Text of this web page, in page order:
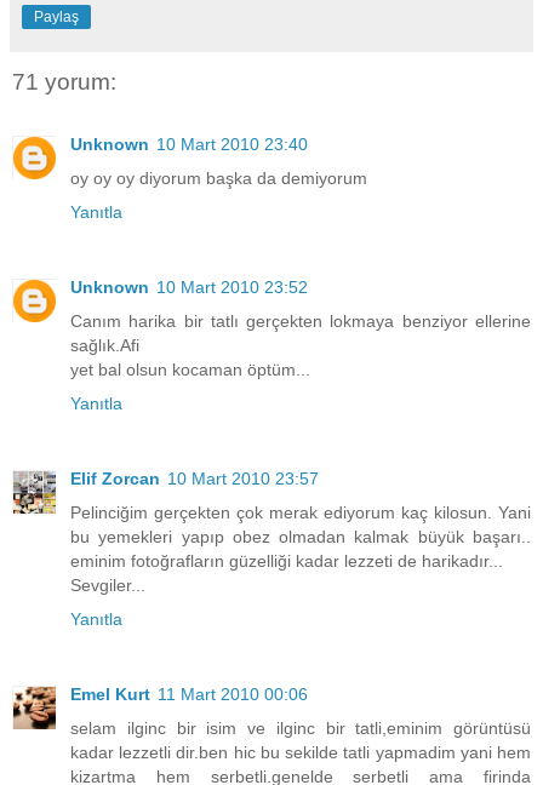
Paylaş
71 yorum:
Unknown 10 Mart 2010 23:40
oy oy oy diyorum başka da demiyorum
Yanıtla
Unknown 10 Mart 2010 23:52
Canım harika bir tatlı gerçekten lokmaya benziyor ellerine
sağlık.Afi
yet bal olsun kocaman öptüm...
Yanıtla
Elif Zorcan 10 Mart 2010 23:57
Pelinciğim gerçekten çok merak ediyorum kaç kilosun. Yani
bu yemekleri yapıp obez olmadan kalmak büyük başarı..
eminim fotoğrafların güzelliği kadar lezzeti de harikadır...
Sevgiler...
Yanıtla
Emel Kurt 11 Mart 2010 00:06
selam ilginc bir isim ve ilginc bir tatli,eminim görüntüsü
kadar lezzetli dir.ben hic bu sekilde tatli yapmadim yani hem
kizartma hem serbetli.genelde serbetli ama firinda